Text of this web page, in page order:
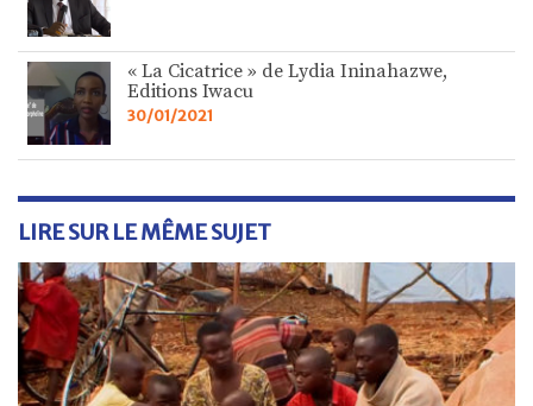
« La Cicatrice » de Lydia Ininahazwe,
Editions Iwacu
30/01/2021
LIRE SUR LE MÊME SUJET